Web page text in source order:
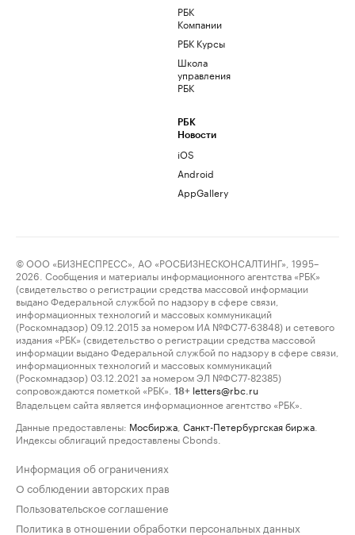
РБК
Компании
РБК Курсы
Школа
управления
РБК
РБК
Новости
iOS
Android
AppGallery
© ООО «БИЗНЕСПРЕСС», АО «РОСБИЗНЕСКОНСАЛТИНГ», 1995–
2026. Сообщения и материалы информационного агентства «РБК»
(свидетельство о регистрации средства массовой информации
выдано Федеральной службой по надзору в сфере связи,
информационных технологий и массовых коммуникаций
(Роскомнадзор) 09.12.2015 за номером ИА №ФС77-63848) и сетевого
издания «РБК» (свидетельство о регистрации средства массовой
информации выдано Федеральной службой по надзору в сфере связи,
информационных технологий и массовых коммуникаций
(Роскомнадзор) 03.12.2021 за номером ЭЛ №ФС77-82385)
сопровождаются пометкой «РБК».
18+ letters@rbc.ru
Владельцем сайта является информационное агентство «РБК».
Данные предоставлены: Мосбиржа Санкт-Петербургская биржа
Индексы облигаций предоставлены Cbonds.
Информация об ограничениях
О соблюдении авторских прав
Пользовательское соглашение
Политика в отношении обработки персональных данных